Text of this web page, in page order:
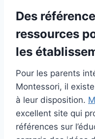
Des
ressources
les
Pour les parents
Montessori, il
à leur disposition.
excellent site qui
références sur